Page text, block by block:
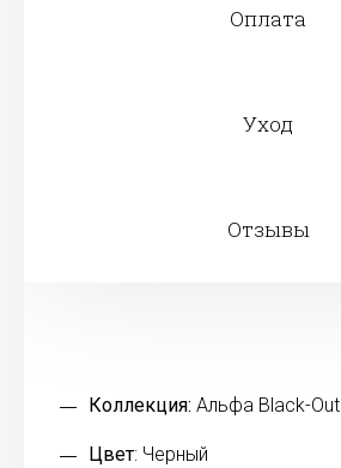
Оплата
Уход
Отзывы
Коллекция: Альфа Black-Out
Цвет: Черный